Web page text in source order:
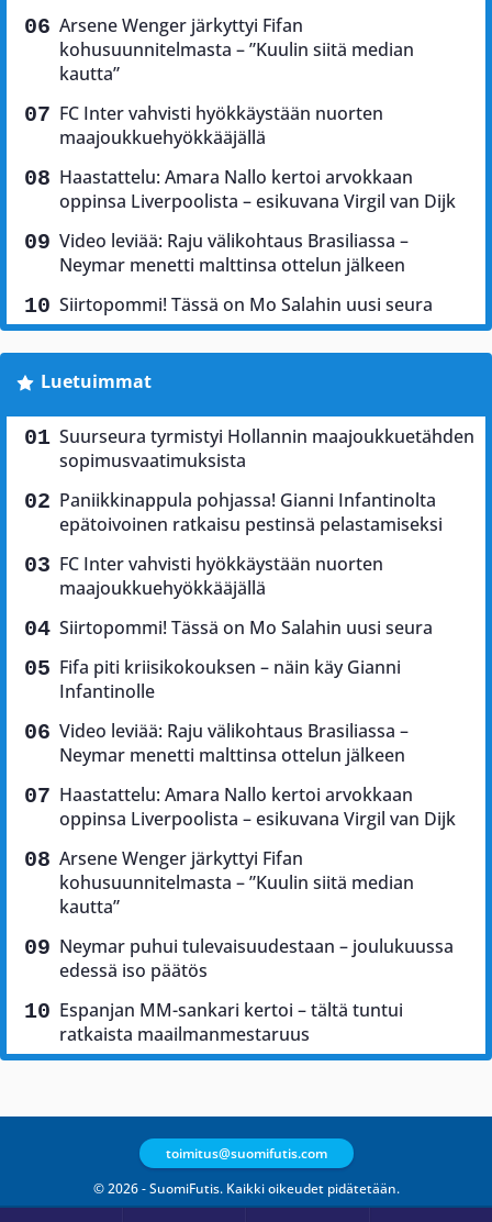
Arsene Wenger järkyttyi Fifan
kohusuunnitelmasta – ”Kuulin siitä median
kautta”
FC Inter vahvisti hyökkäystään nuorten
maajoukkuehyökkääjällä
Haastattelu: Amara Nallo kertoi arvokkaan
oppinsa Liverpoolista – esikuvana Virgil van Dijk
Video leviää: Raju välikohtaus Brasiliassa –
Neymar menetti malttinsa ottelun jälkeen
Siirtopommi! Tässä on Mo Salahin uusi seura
Luetuimmat
Suurseura tyrmistyi Hollannin maajoukkuetähden
sopimusvaatimuksista
Paniikkinappula pohjassa! Gianni Infantinolta
epätoivoinen ratkaisu pestinsä pelastamiseksi
FC Inter vahvisti hyökkäystään nuorten
maajoukkuehyökkääjällä
Siirtopommi! Tässä on Mo Salahin uusi seura
Fifa piti kriisikokouksen – näin käy Gianni
Infantinolle
Video leviää: Raju välikohtaus Brasiliassa –
Neymar menetti malttinsa ottelun jälkeen
Haastattelu: Amara Nallo kertoi arvokkaan
oppinsa Liverpoolista – esikuvana Virgil van Dijk
Arsene Wenger järkyttyi Fifan
kohusuunnitelmasta – ”Kuulin siitä median
kautta”
Neymar puhui tulevaisuudestaan – joulukuussa
edessä iso päätös
Espanjan MM-sankari kertoi – tältä tuntui
ratkaista maailmanmestaruus
© 2026 - SuomiFutis. Kaikki oikeudet pidätetään.
toimitus@suomifutis.com